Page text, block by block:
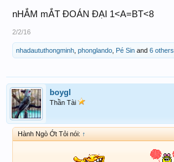
nHẮM mẮT ĐOÁN ĐẠI 1<A=BT<8
2/2/16
nhadaututhongminh phonglando Pé Sin and 6 others
boygl
Thần Tài
Hành Ngò Ớt Tỏi nói: ↑